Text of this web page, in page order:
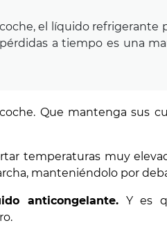
el líquido refrigerante
a tiempo es una
Que mantenga sus
temperaturas muy
manteniéndolo por
anticongelante.Y es